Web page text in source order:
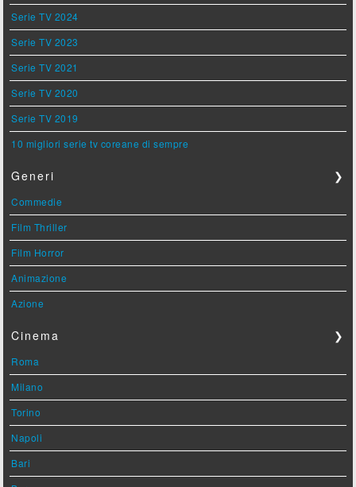
Serie TV 2024
Serie TV 2023
Serie TV 2021
Serie TV 2020
Serie TV 2019
10 migliori serie tv coreane di sempre
Generi ❯
Commedie
Film Thriller
Film Horror
Animazione
Azione
Cinema ❯
Roma
Milano
Torino
Napoli
Bari